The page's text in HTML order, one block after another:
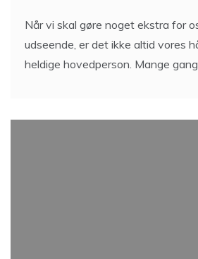
Når vi skal gøre noget ekstra for
udseende, er det ikke altid vores
heldige hovedperson. Mange